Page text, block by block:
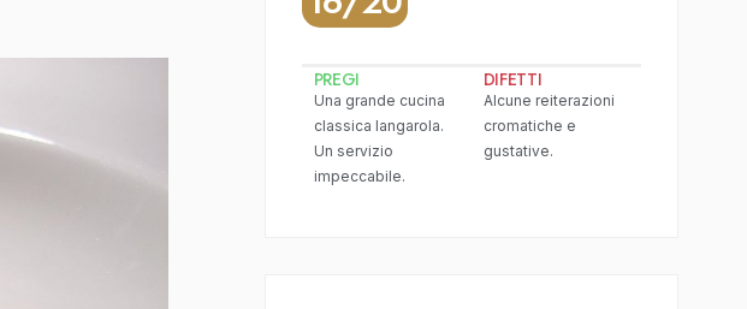
PREGI
Una grande cucina
classica langarola.
Un servizio
impeccabile.
DIFETTI
Alcune reiterazioni
cromatiche e
gustative.